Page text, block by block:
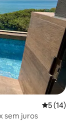
5 de uma
5 (14)
sem juros